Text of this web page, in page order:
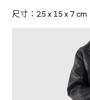
尺寸：25 x 15 x 7 cm